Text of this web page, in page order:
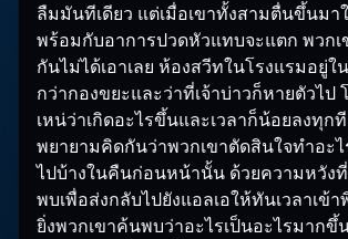
ลืมมันทีเดียว แต่เมื่อเขาทั้งสามตื่นขึ้นมา
พร้อมกับอาการปวดหัวแทบจะแตก พวกเ
กันไม่ได้เอาเลย ห้องสวีทในโรงแรมอยู่ใ
กว่ากองขยะและว่าที่เจ้าบ่าวก็หายตัวไป
เหน่ว่าเกิดอะไรขึ้นและเวลาก็น้อยลงทุก
พยายามคิดกันว่าพวกเขาตัดสินใจทำอะไ
ไปบ้างในคืนก่อนหน้านั้น ด้วยความหวัง
พบเพื่อส่งกลับไปยังแอลเอให้ทันเวลาเข้
ยิ่งพวกเขาค้นพบว่าอะไรเป็นอะไรมากขึ้